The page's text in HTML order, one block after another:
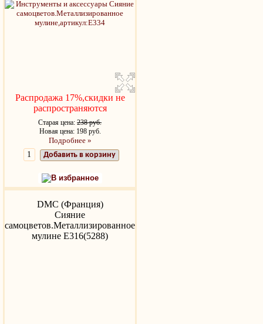
Распродажа 17%,скидки не
распространяются
Старая цена: 238 руб.
Новая цена: 198 руб.
Подробнее »
Добавить в корзину
В избранное
DMC (Франция)
Сияние
самоцветов.Металлизированное
мулине Е316(5288)